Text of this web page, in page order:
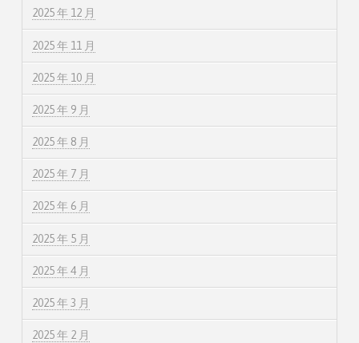
2025 年 12 月
2025 年 11 月
2025 年 10 月
2025 年 9 月
2025 年 8 月
2025 年 7 月
2025 年 6 月
2025 年 5 月
2025 年 4 月
2025 年 3 月
2025 年 2 月